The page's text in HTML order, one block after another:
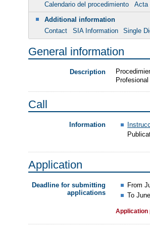
Calendario del procedimiento
Acta
Additional information
Contact
SIA Information Single
General information
Description
Profesional
Call
Information
Application
Deadline for submitting
applications
From
To
Application